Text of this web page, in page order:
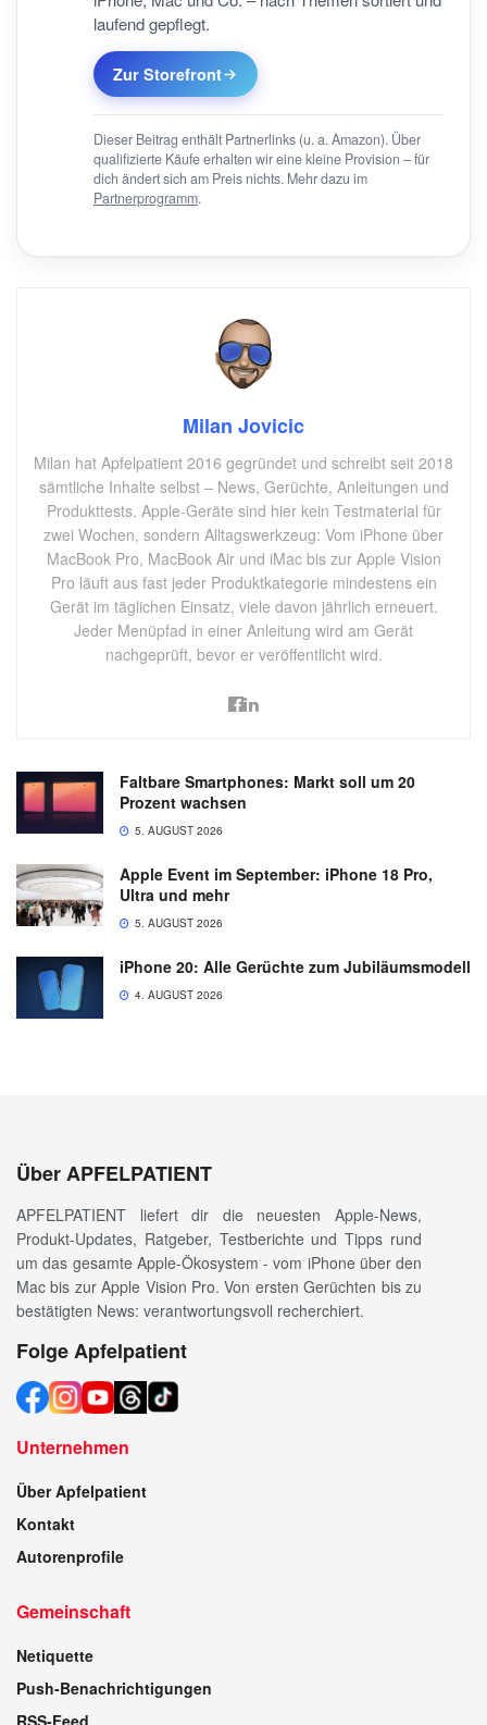
laufend gepflegt.
Zur Storefront
Dieser Beitrag enthält Partnerlinks (u. a. Amazon). Über
qualifizierte Käufe erhalten wir eine kleine Provision – für
dich ändert sich am Preis nichts. Mehr dazu im
Partnerprogramm.
Milan Jovicic
Milan hat Apfelpatient 2016 gegründet und schreibt seit 2018
sämtliche Inhalte selbst – News, Gerüchte, Anleitungen und
Produkttests. Apple-Geräte sind hier kein Testmaterial für
zwei Wochen, sondern Alltagswerkzeug: Vom iPhone über
MacBook Pro, MacBook Air und iMac bis zur Apple Vision
Pro läuft aus fast jeder Produktkategorie mindestens ein
Gerät im täglichen Einsatz, viele davon jährlich erneuert.
Jeder Menüpfad in einer Anleitung wird am Gerät
nachgeprüft, bevor er veröffentlicht wird.
Faltbare Smartphones: Markt soll um 20
Prozent wachsen
5. AUGUST 2026
Apple Event im September: iPhone 18 Pro,
Ultra und mehr
5. AUGUST 2026
iPhone 20: Alle Gerüchte zum Jubiläumsmodell
4. AUGUST 2026
Über APFELPATIENT
APFELPATIENT liefert dir die neuesten Apple-News,
Produkt-Updates, Ratgeber, Testberichte und Tipps rund
um das gesamte Apple-Ökosystem - vom iPhone über den
Mac bis zur Apple Vision Pro. Von ersten Gerüchten bis zu
bestätigten News: verantwortungsvoll recherchiert.
Folge Apfelpatient
Unternehmen
Über Apfelpatient
Kontakt
Autorenprofile
Gemeinschaft
Netiquette
Push-Benachrichtigungen